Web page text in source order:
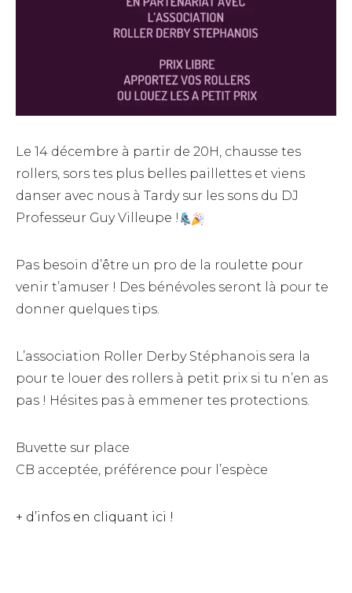
Le 14 décembre à partir de 20H, chausse tes
rollers, sors tes plus belles paillettes et viens
danser avec nous à Tardy sur les sons du DJ
Professeur Guy Villeupe !
Pas besoin d’être un pro de la roulette pour
venir t’amuser ! Des bénévoles seront là pour te
donner quelques tips.
L’association Roller Derby Stéphanois sera la
pour te louer des rollers à petit prix si tu n’en as
pas ! Hésites pas à emmener tes protections.
Buvette sur place
CB acceptée, préférence pour l’espèce
+ d’infos en cliquant ici !